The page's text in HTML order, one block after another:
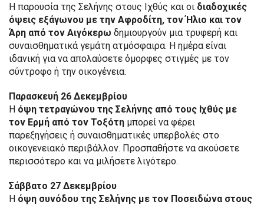
Η παρουσία της Σελήνης στους Ιχθύς και οι διαδοχικές
όψεις εξάγωνου με την Αφροδίτη, τον Ήλιο και τον
Άρη από τον Αιγόκερω δημιουργούν μια τρυφερή και
συναισθηματικά γεμάτη ατμόσφαιρα. Η ημέρα είναι
ιδανική για να απολαύσετε όμορφες στιγμές με τον
σύντροφο ή την οικογένεια.
Παρασκευή 26 Δεκεμβρίου
Η όψη τετραγώνου της Σελήνης από τους Ιχθύς με
τον Ερμή από τον Τοξότη μπορεί να φέρει
παρεξηγήσεις ή συναισθηματικές υπερβολές στο
οικογενειακό περιβάλλον. Προσπαθήστε να ακούσετε
περισσότερο και να μιλήσετε λιγότερο.
Σάββατο 27 Δεκεμβρίου
Η όψη συνόδου της Σελήνης με τον Ποσειδώνα στους